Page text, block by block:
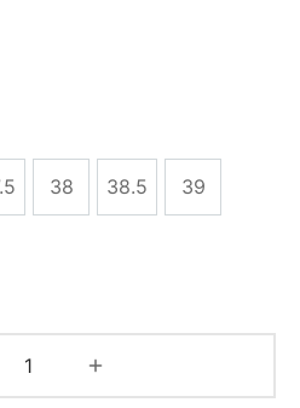
38 38.5 39